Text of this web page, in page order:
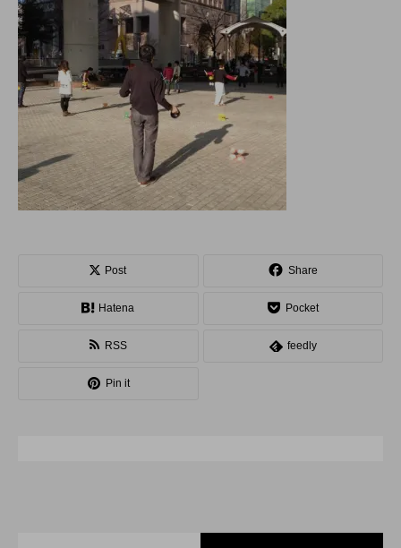
北海道 東北 関東 中部
四国 中国 九州 沖縄
オンライン ボール クラブ
ディアボロ スティック
フラワースティック シガーボックス
スピニングプレート ポイ
スタッフ
コンタクトジャグリング マイナージャグリング
Post Share
Hatena Pocket
RSS feedly
Pin it